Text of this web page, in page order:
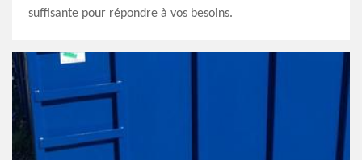
suffisante pour répondre à vos besoins.